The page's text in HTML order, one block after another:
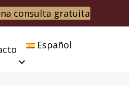
consulta gratuita
Español